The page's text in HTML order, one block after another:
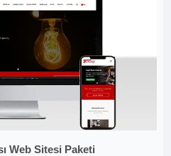
Web Sitesi Paketi